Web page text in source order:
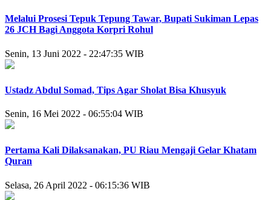
Melalui Prosesi Tepuk Tepung Tawar, Bupati Sukiman Lepas
26 JCH Bagi Anggota Korpri Rohul
Senin, 13 Juni 2022 - 22:47:35 WIB
Ustadz Abdul Somad, Tips Agar Sholat Bisa Khusyuk
Senin, 16 Mei 2022 - 06:55:04 WIB
Pertama Kali Dilaksanakan, PU Riau Mengaji Gelar Khatam
Quran
Selasa, 26 April 2022 - 06:15:36 WIB